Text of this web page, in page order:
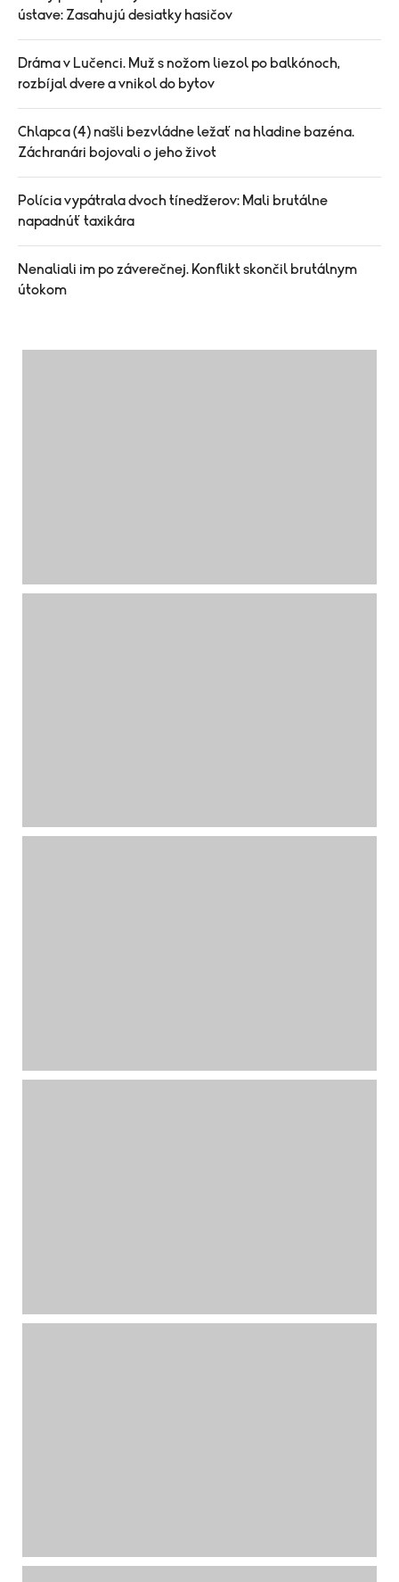
ústave: Zasahujú desiatky hasičov
Dráma v Lučenci. Muž s nožom liezol po balkónoch,
rozbíjal dvere a vnikol do bytov
Chlapca (4) našli bezvládne ležať na hladine bazéna.
Záchranári bojovali o jeho život
Polícia vypátrala dvoch tínedžerov: Mali brutálne
napadnúť taxikára
Nenaliali im po záverečnej. Konflikt skončil brutálnym
útokom